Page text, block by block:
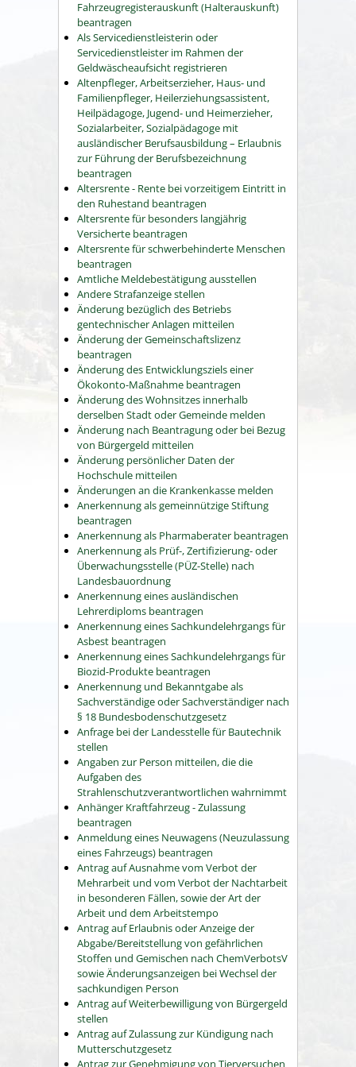
Fahrzeugregisterauskunft (Halterauskunft)
beantragen
Als Servicedienstleisterin oder
Servicedienstleister im Rahmen der
Geldwäscheaufsicht registrieren
Altenpfleger, Arbeitserzieher, Haus- und
Familienpfleger, Heilerziehungsassistent,
Heilpädagoge, Jugend- und Heimerzieher,
Sozialarbeiter, Sozialpädagoge mit
ausländischer Berufsausbildung – Erlaubnis
zur Führung der Berufsbezeichnung
beantragen
Altersrente - Rente bei vorzeitigem Eintritt in
den Ruhestand beantragen
Altersrente für besonders langjährig
Versicherte beantragen
Altersrente für schwerbehinderte Menschen
beantragen
Amtliche Meldebestätigung ausstellen
Andere Strafanzeige stellen
Änderung bezüglich des Betriebs
gentechnischer Anlagen mitteilen
Änderung der Gemeinschaftslizenz
beantragen
Änderung des Entwicklungsziels einer
Ökokonto-Maßnahme beantragen
Änderung des Wohnsitzes innerhalb
derselben Stadt oder Gemeinde melden
Änderung nach Beantragung oder bei Bezug
von Bürgergeld mitteilen
Änderung persönlicher Daten der
Hochschule mitteilen
Änderungen an die Krankenkasse melden
Anerkennung als gemeinnützige Stiftung
beantragen
Anerkennung als Pharmaberater beantragen
Anerkennung als Prüf-, Zertifizierung- oder
Überwachungsstelle (PÜZ-Stelle) nach
Landesbauordnung
Anerkennung eines ausländischen
Lehrerdiploms beantragen
Anerkennung eines Sachkundelehrgangs für
Asbest beantragen
Anerkennung eines Sachkundelehrgangs für
Biozid-Produkte beantragen
Anerkennung und Bekanntgabe als
Sachverständige oder Sachverständiger nach
§ 18 Bundesbodenschutzgesetz
Anfrage bei der Landesstelle für Bautechnik
stellen
Angaben zur Person mitteilen, die die
Aufgaben des
Strahlenschutzverantwortlichen wahrnimmt
Anhänger Kraftfahrzeug - Zulassung
beantragen
Anmeldung eines Neuwagens (Neuzulassung
eines Fahrzeugs) beantragen
Antrag auf Ausnahme vom Verbot der
Mehrarbeit und vom Verbot der Nachtarbeit
in besonderen Fällen, sowie der Art der
Arbeit und dem Arbeitstempo
Antrag auf Erlaubnis oder Anzeige der
Abgabe/Bereitstellung von gefährlichen
Stoffen und Gemischen nach ChemVerbotsV
sowie Änderungsanzeigen bei Wechsel der
sachkundigen Person
Antrag auf Weiterbewilligung von Bürgergeld
stellen
Antrag auf Zulassung zur Kündigung nach
Mutterschutzgesetz
Antrag zur Genehmigung von Tierversuchen